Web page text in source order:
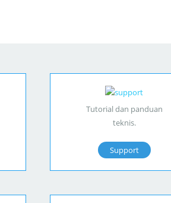
Tutorial dan panduan
teknis.
Support